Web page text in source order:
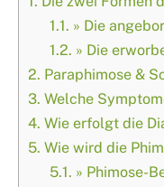
1.1. » Die
1.2. » Die
2. Paraphimose &
3. Welche
4. Wie erfolgt die
5. Wie wird die
5.1. » Phimose-